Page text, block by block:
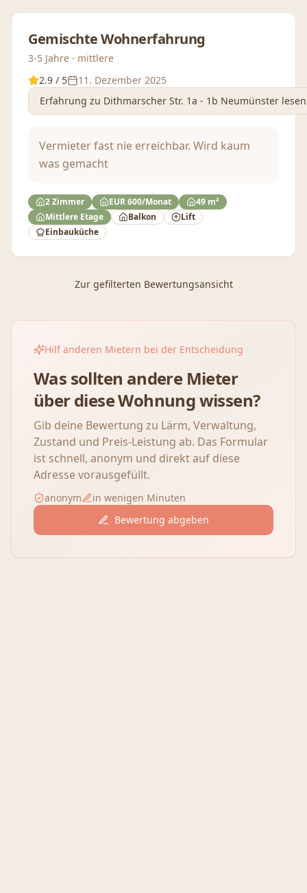
Gemischte Wohnerfahrung
3-5 Jahre · mittlere
2.9 / 5
11. Dezember 2025
Erfahrung zu Dithmarscher Str. 1a - 1b Neumünster lesen
Vermieter fast nie erreichbar. Wird kaum
was gemacht
2 Zimmer EUR 600/Monat
49 m²
Mittlere Etage
Balkon
Lift
Einbauküche
Zur gefilterten Bewertungsansicht
Hilf anderen Mietern bei der Entscheidung
Was sollten andere Mieter
über diese Wohnung wissen?
Gib deine Bewertung zu Lärm, Verwaltung,
Zustand und Preis-Leistung ab. Das Formular
ist schnell, anonym und direkt auf diese
Adresse vorausgefüllt.
anonym
in wenigen Minuten
Bewertung abgeben